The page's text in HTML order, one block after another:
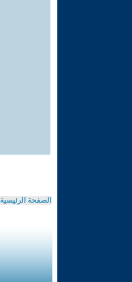
الصفحة الرئيسية